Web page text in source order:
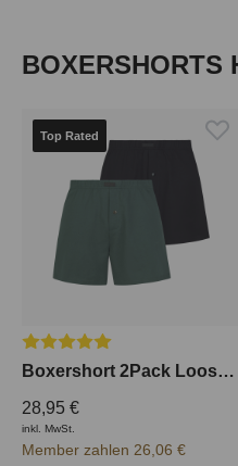
Produktgalerie
BOXERSHORTS
Top Rated
Durchschnittliche
Boxershort 2Pack Loose Fit
28,95 €
inkl. MwSt.
Member zahlen 26,06 €